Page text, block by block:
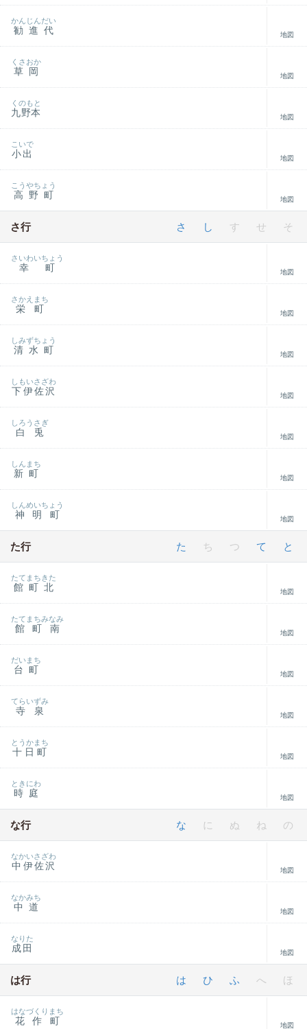
勧進代
かんじんだい
地図
草岡
くさおか
地図
九野本
くのもと
地図
小出
こいで
地図
高野町
こうやちょう
地図
さ行 さ し す せ そ
幸町
さいわいちょう
地図
栄町
さかえまち
地図
清水町
しみずちょう
地図
下伊佐沢
しもいさざわ
地図
白兎
しろうさぎ
地図
新町
しんまち
地図
神明町
しんめいちょう
地図
た行 た ち つ て と
館町北
たてまちきた
地図
館町南
たてまちみなみ
地図
台町
だいまち
地図
寺泉
てらいずみ
地図
十日町
とうかまち
地図
時庭
ときにわ
地図
な行 な に ぬ ね の
中伊佐沢
なかいさざわ
地図
中道
なかみち
地図
成田
なりた
地図
は行 は ひ ふ へ ほ
花作町
はなづくりまち
地図